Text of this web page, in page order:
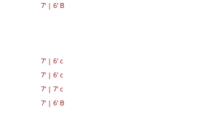
7'| 6' B
7'| 6' c
7'| 6' c
7'| 7' c
7'| 6' B